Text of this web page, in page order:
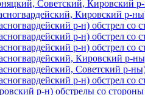
Советский, Кировский
Кировский р-
р-н) обстрел со
р-н) обстрел со
р-н) обстрел со
Кировский р-
Советский р-
р-н) обстрел со
р-н) обстрелы со